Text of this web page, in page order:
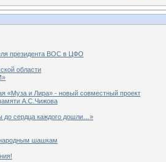
президента ВОС в ЦФО
области
«Муза и Лира» - новый совместный проект
А.С.Чижова
до сердца каждого дошли…»
шашкам